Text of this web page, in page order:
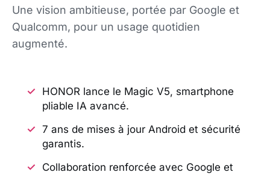
Une vision ambitieuse, portée par Google et
Qualcomm, pour un usage quotidien
augmenté.
HONOR lance le Magic V5, smartphone
pliable IA avancé.
7 ans de mises à jour Android et sécurité
garantis.
Collaboration renforcée avec Google et